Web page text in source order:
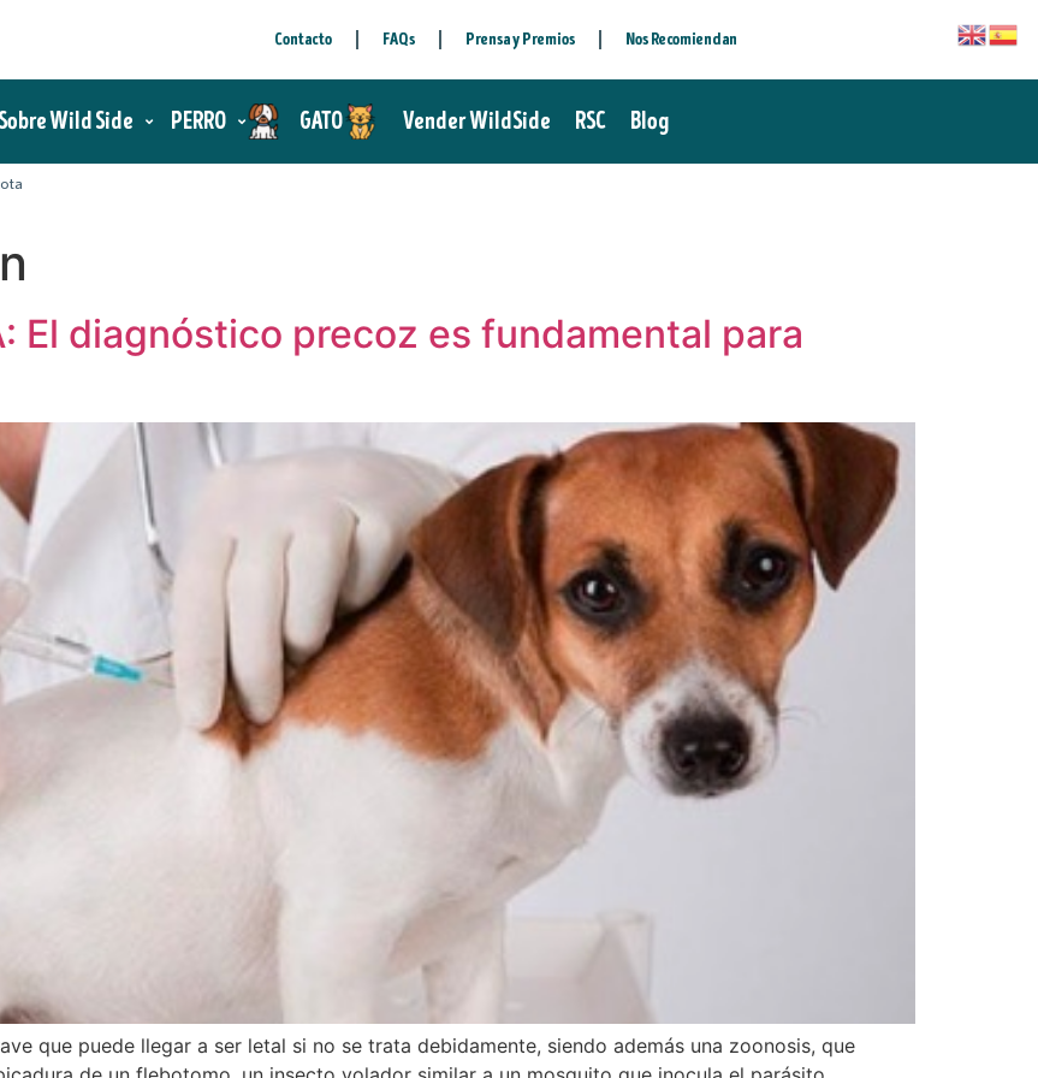
Contacto FAQs Prensa y Premios Nos Recomiendan
Sobre Wild Side PERRO GATO Vender WildSide RSC Blog
El diagnóstico precoz es fundamental para
que puede llegar a ser letal si no se trata debidamente, siendo además una zoonosis, que